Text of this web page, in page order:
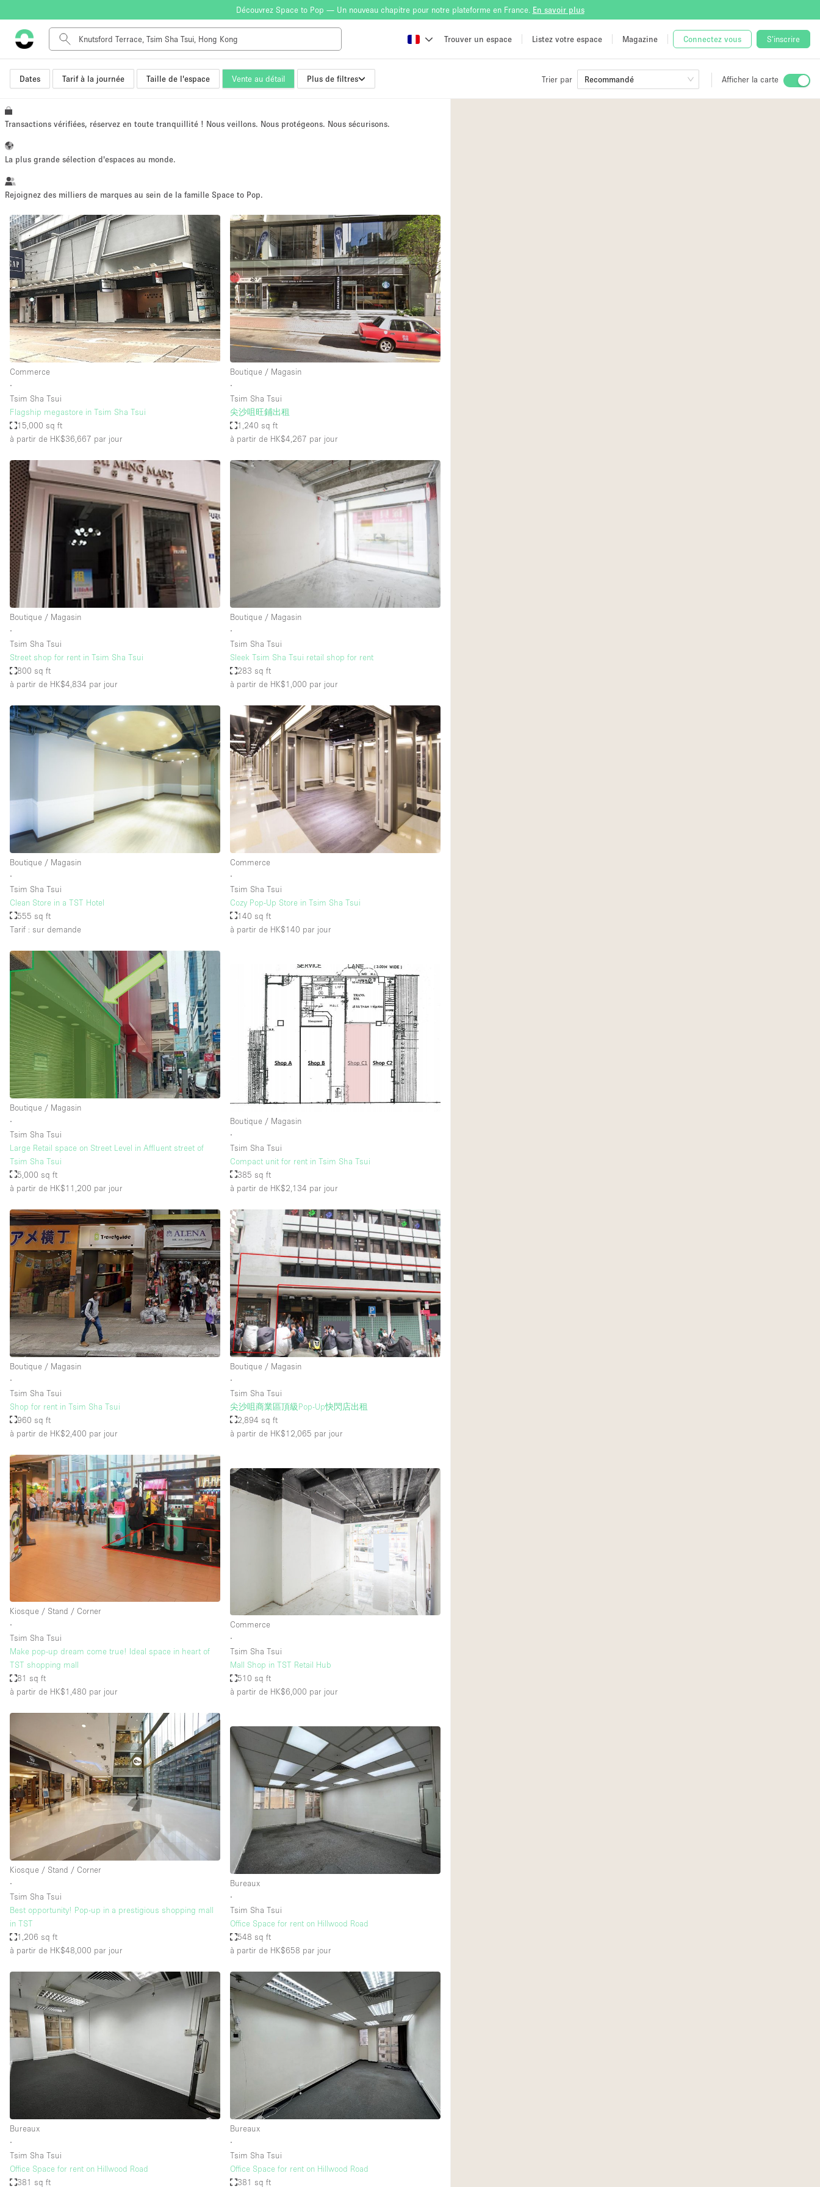
Découvrez Space to Pop — Un nouveau chapitre pour notre plateforme en France. En savoir plus
Trouver un espace Listez votre espace Magazine Connectez vous S'inscrire
Dates Tarif à la journée Taille de l'espace Vente au détail Plus de filtres Trier par Recommandé Afficher la carte
Type de l'espace Appartement / Loft
Boutique / Magasin
Espace Événementiel
Kiosque / Stand / Corner
Maison / Villa / Hôtel Particulier
Rooftop
Salle de Conférence
Salon / Festival
Studio Photo / Tournage
de l'espace
Accès aux handicapés
Chauffage
Concierge
De plain-pied
Espace Avec Vue
Espace Epuré / Minimaliste
Internet
Licence Alcool
Presentoir Vitrine
Smoking Area
Style Haussmannien
Sur Rue
Système de sécurité
Toilettes
Éclairage
Équipement de bureau
Transactions vérifiées, réservez en toute tranquillité ! Nous veillons. Nous protégeons. Nous sécurisons.
La plus grande sélection d'espaces au monde.
Rejoignez des milliers de marques au sein de la famille Space to Pop.
Commerce
∙
Tsim Sha Tsui
Flagship megastore in Tsim Sha Tsui
15,000 sq ft
à partir de HK$36,667 par jour
Boutique / Magasin
∙
Tsim Sha Tsui
尖沙咀旺鋪出租
1,240 sq ft
à partir de HK$4,267 par jour
Boutique / Magasin
∙
Tsim Sha Tsui
Street shop for rent in Tsim Sha Tsui
800 sq ft
à partir de HK$4,834 par jour
Boutique / Magasin
∙
Tsim Sha Tsui
Sleek Tsim Sha Tsui retail shop for rent
283 sq ft
à partir de HK$1,000 par jour
Boutique / Magasin
∙
Tsim Sha Tsui
Clean Store in a TST Hotel
555 sq ft
Tarif : sur demande
Commerce
∙
Tsim Sha Tsui
Cozy Pop-Up Store in Tsim Sha Tsui
140 sq ft
à partir de HK$140 par jour
Boutique / Magasin
∙
Tsim Sha Tsui
Large Retail space on Street Level in Affluent street of
Tsim Sha Tsui
5,000 sq ft
à partir de HK$11,200 par jour
Boutique / Magasin
∙
Tsim Sha Tsui
Compact unit for rent in Tsim Sha Tsui
385 sq ft
à partir de HK$2,134 par jour
Boutique / Magasin
∙
Tsim Sha Tsui
Shop for rent in Tsim Sha Tsui
960 sq ft
à partir de HK$2,400 par jour
Boutique / Magasin
∙
Tsim Sha Tsui
尖沙咀商業區頂級Pop-Up快閃店出租
2,894 sq ft
à partir de HK$12,065 par jour
Kiosque / Stand / Corner
∙
Tsim Sha Tsui
Make pop-up dream come true! Ideal space in heart of
TST shopping mall
81 sq ft
à partir de HK$1,480 par jour
Commerce
∙
Tsim Sha Tsui
Mall Shop in TST Retail Hub
510 sq ft
à partir de HK$6,000 par jour
Kiosque / Stand / Corner
∙
Tsim Sha Tsui
Best opportunity! Pop-up in a prestigious shopping mall
in TST
1,206 sq ft
à partir de HK$48,000 par jour
Bureaux
∙
Tsim Sha Tsui
Office Space for rent on Hillwood Road
548 sq ft
à partir de HK$658 par jour
Bureaux
∙
Tsim Sha Tsui
Office Space for rent on Hillwood Road
381 sq ft
Bureaux
∙
Tsim Sha Tsui
Office Space for rent on Hillwood Road
381 sq ft